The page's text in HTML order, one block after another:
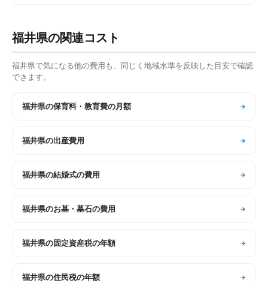
福井県の関連コスト
福井県で気になる他の費用も、同じく地域水準を反映した目安で確認
できます。
福井県の保育料・教育費の月額
福井県の出産費用
福井県の結婚式の費用
福井県のお墓・墓石の費用
福井県の固定資産税の年額
福井県の住民税の年額